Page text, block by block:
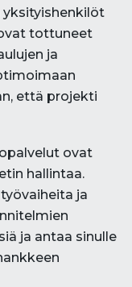
tottuneet
ja
että projekti
ovat
hallintaa.
ja
ja antaa sinulle